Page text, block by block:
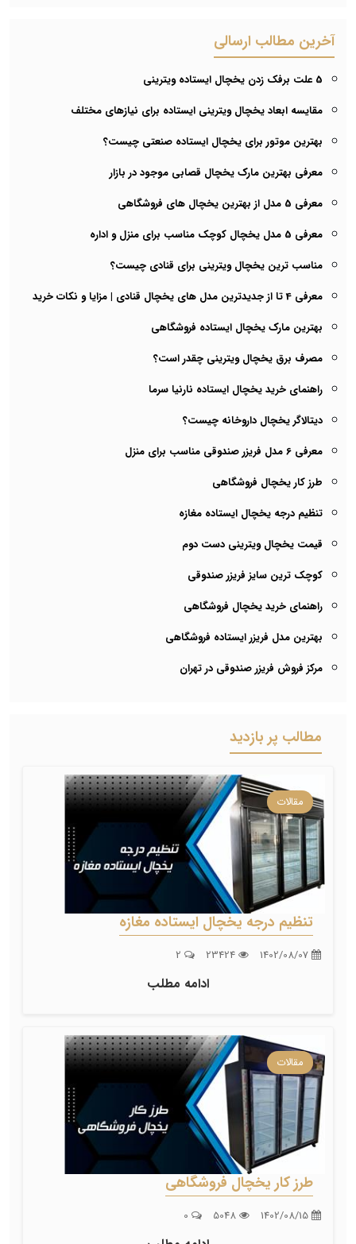
آخرین مطالب ارسالی
5 علت برفک زدن یخچال ایستاده ویترینی
مقایسه ابعاد یخچال ویترینی ایستاده برای نیازهای مختلف
بهترین موتور برای یخچال ایستاده صنعتی چیست؟
معرفی بهترین مارک یخچال قصابی موجود در بازار
معرفی 5 مدل از بهترین یخچال های فروشگاهی
معرفی 5 مدل یخچال کوچک مناسب برای منزل و اداره
مناسب ترین یخچال ویترینی برای قنادی چیست؟
معرفی 4 تا از جدیدترین مدل های یخچال قنادی | مزایا و نکات خرید
بهترین مارک یخچال ایستاده فروشگاهی
مصرف برق یخچال ویترینی چقدر است؟
راهنمای خرید یخچال ایستاده نارنیا سرما
دیتالاگر یخچال داروخانه چیست؟
معرفی 6 مدل فریزر صندوقی مناسب برای منزل
طرز کار یخچال فروشگاهی
تنظیم درجه یخچال ایستاده مغازه
قیمت یخچال ویترینی دست دوم
کوچک ترین سایز فریزر صندوقی
راهنمای خرید یخچال فروشگاهی
بهترین مدل فریزر ایستاده فروشگاهی
مرکز فروش فریزر صندوقی در تهران
مطالب پر بازدید
مقالات
تنظیم درجه یخچال ایستاده مغازه
ادامه مطلب
مقالات
طرز کار یخچال فروشگاهی